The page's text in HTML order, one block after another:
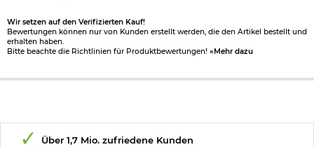
Wir setzen auf den Verifizierten Kauf!
Bewertungen können nur von Kunden erstellt werden, die den Artikel bestellt und
erhalten haben.
Bitte beachte die Richtlinien für Produktbewertungen! »Mehr dazu
Über 1,7 Mio. zufriedene Kunden